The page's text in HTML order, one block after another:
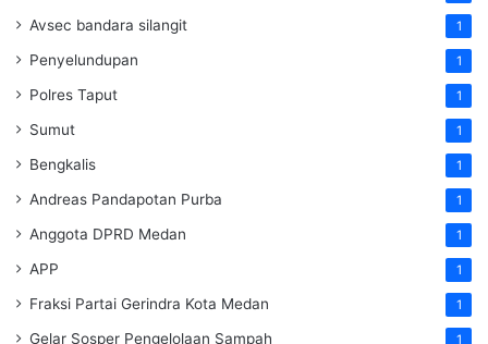
Avsec bandara silangit 1
Penyelundupan 1
Polres Taput 1
Sumut 1
Bengkalis 1
Andreas Pandapotan Purba 1
Anggota DPRD Medan 1
APP 1
Fraksi Partai Gerindra Kota Medan 1
Gelar Sosper Pengelolaan Sampah 1